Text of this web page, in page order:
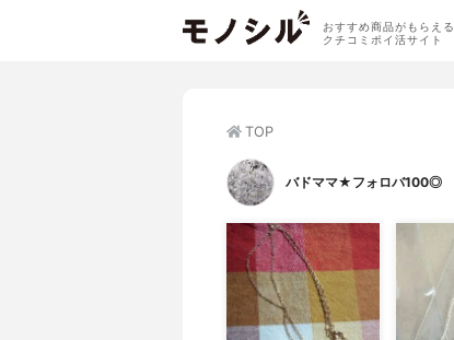
おすすめ商品がもらえる
クチコミポイ活サイト
TOP
バドママ★フォロバ100◎